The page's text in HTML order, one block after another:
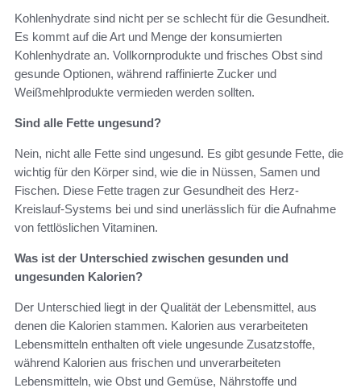
Kohlenhydrate sind nicht per se schlecht für die Gesundheit.
Es kommt auf die Art und Menge der konsumierten
Kohlenhydrate an. Vollkornprodukte und frisches Obst sind
gesunde Optionen, während raffinierte Zucker und
Weißmehlprodukte vermieden werden sollten.
Sind alle Fette ungesund?
Nein, nicht alle Fette sind ungesund. Es gibt gesunde Fette, die
wichtig für den Körper sind, wie die in Nüssen, Samen und
Fischen. Diese Fette tragen zur Gesundheit des Herz-
Kreislauf-Systems bei und sind unerlässlich für die Aufnahme
von fettlöslichen Vitaminen.
Was ist der Unterschied zwischen gesunden und
ungesunden Kalorien?
Der Unterschied liegt in der Qualität der Lebensmittel, aus
denen die Kalorien stammen. Kalorien aus verarbeiteten
Lebensmitteln enthalten oft viele ungesunde Zusatzstoffe,
während Kalorien aus frischen und unverarbeiteten
Lebensmitteln, wie Obst und Gemüse, Nährstoffe und